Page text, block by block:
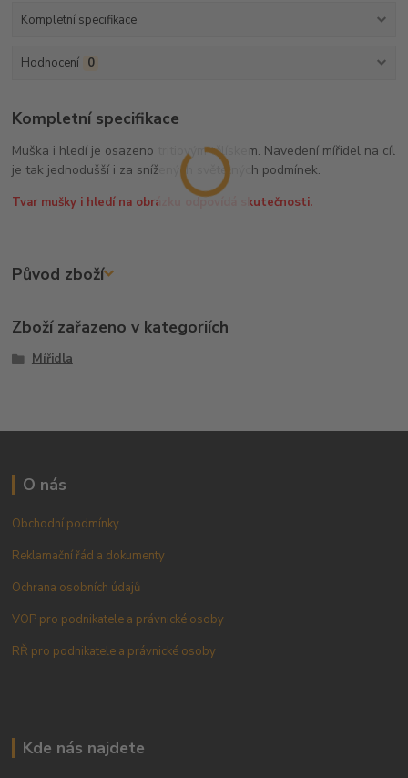
Kompletní specifikace
Hodnocení 0
Kompletní specifikace
Muška i hledí je osazeno tritiovým tělískem. Navedení mířidel na cíl
je tak jednodušší i za snížených světelných podmínek.
Tvar mušky i hledí na obrázku odpovídá skutečnosti.
Původ zboží
Zboží zařazeno v kategoriích
Mířidla
O nás
Obchodní podmínky
Reklamační řád a dokumenty
Ochrana osobních údajů
VOP pro podnikatele a právnické osoby
RŘ pro podnikatele a právnické osoby
Kde nás najdete